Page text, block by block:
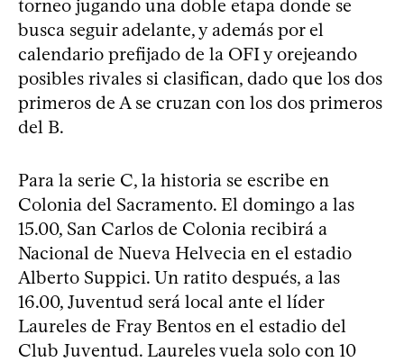
torneo jugando una doble etapa donde se
busca seguir adelante, y además por el
calendario prefijado de la OFI y orejeando
posibles rivales si clasifican, dado que los dos
primeros de A se cruzan con los dos primeros
del B.
Para la serie C, la historia se escribe en
Colonia del Sacramento. El domingo a las
15.00, San Carlos de Colonia recibirá a
Nacional de Nueva Helvecia en el estadio
Alberto Suppici. Un ratito después, a las
16.00, Juventud será local ante el líder
Laureles de Fray Bentos en el estadio del
Club Juventud. Laureles vuela solo con 10